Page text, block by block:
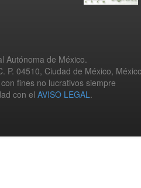
Autónoma de México.
P. 04510, Ciudad de México,
fines no lucrativos siempre
con el AVISO LEGAL.